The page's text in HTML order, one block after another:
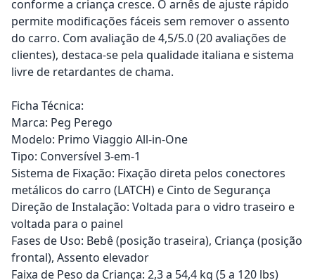
conforme a criança cresce. O arnês de ajuste rápido
permite modificações fáceis sem remover o assento
do carro. Com avaliação de 4,5/5.0 (20 avaliações de
clientes), destaca-se pela qualidade italiana e sistema
livre de retardantes de chama.
Ficha Técnica:
Marca: Peg Perego
Modelo: Primo Viaggio All-in-One
Tipo: Conversível 3-em-1
Sistema de Fixação: Fixação direta pelos conectores
metálicos do carro (LATCH) e Cinto de Segurança
Direção de Instalação: Voltada para o vidro traseiro e
voltada para o painel
Fases de Uso: Bebê (posição traseira), Criança (posição
frontal), Assento elevador
Faixa de Peso da Criança: 2,3 a 54,4 kg (5 a 120 lbs)